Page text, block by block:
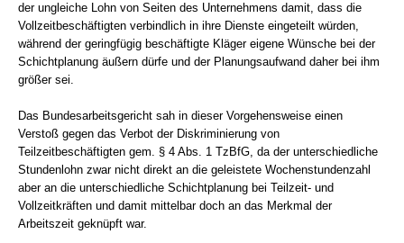
der ungleiche Lohn von Seiten des Unternehmens damit, dass die
Vollzeitbeschäftigten verbindlich in ihre Dienste eingeteilt würden,
während der geringfügig beschäftigte Kläger eigene Wünsche bei der
Schichtplanung äußern dürfe und der Planungsaufwand daher bei ihm
größer sei.
Das Bundesarbeitsgericht sah in dieser Vorgehensweise einen
Verstoß gegen das Verbot der Diskriminierung von
Teilzeitbeschäftigten gem. § 4 Abs. 1 TzBfG, da der unterschiedliche
Stundenlohn zwar nicht direkt an die geleistete Wochenstundenzahl
aber an die unterschiedliche Schichtplanung bei Teilzeit- und
Vollzeitkräften und damit mittelbar doch an das Merkmal der
Arbeitszeit geknüpft war.